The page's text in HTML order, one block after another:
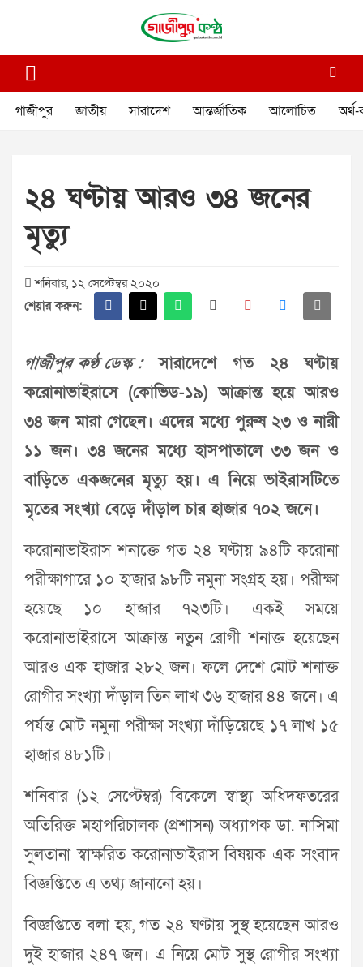
গাজীপুর কণ্ঠ
গাজীপুর জাতীয় সারাদেশ আন্তর্জাতিক আলোচিত অর্থ-
২৪ ঘণ্টায় আরও ৩৪ জনের
মৃত্যু
শনিবার, ১২ সেপ্টেম্বর ২০২০
শেয়ার করুন:
গাজীপুর কণ্ঠ ডেস্ক :সারাদেশে গত ২৪ ঘণ্টায়
করোনাভাইরাসে (কোভিড-১৯) আক্রান্ত হয়ে আরও
৩৪ জন মারা গেছেন। এদের মধ্যে পুরুষ ২৩ ও নারী
১১ জন। ৩৪ জনের ম‌ধ্যে হাসপাতালে ৩৩ জন ও
বা‌ড়ি‌তে একজ‌নের মৃত্যু হয়। এ নিয়ে ভাইরাসটিতে
মৃতের সংখ্যা বেড়ে দাঁড়াল চার হাজার ৭০২ জনে।
করোনাভাইরাস শনাক্তে গত ২৪ ঘণ্টায় ৯৪টি করোনা
পরীক্ষাগারে ১০ হাজার ৯৮টি নমুনা সংগ্রহ হয়। পরীক্ষা
হয়েছে ১০ হাজার ৭২৩টি। একই সময়ে
করোনাভাইরাসে আক্রান্ত নতুন রোগী শনাক্ত হয়েছেন
আরও এক হাজার ২৮২ জন। ফলে দেশে মোট শনাক্ত
রোগীর সংখ্যা দাঁড়াল তিন লাখ ৩৬ হাজার ৪৪ জনে। এ
পর্যন্ত মোট নমুনা পরীক্ষা সংখ্যা দাঁড়িয়েছে ১৭ লাখ ১৫
হাজার ৪৮১টি।
শ‌নিবার (১২ সেপ্টেম্বর) বিকেলে স্বাস্থ্য অধিদফতরের
অতিরিক্ত মহাপরিচালক (প্রশাসন) অধ্যাপক ডা. নাসিমা
সুলতানা স্বাক্ষরিত করোনাভাইরাস বিষয়ক এক সংবাদ
বিজ্ঞপ্তিতে এ তথ্য জানানো হয়।
বিজ্ঞপ্তিতে বলা হয়, গত ২৪ ঘণ্টায় সুস্থ হয়েছেন আরও
দুই হাজার ২৪৭ জন। এ নিয়ে মোট সুস্থ রোগীর সংখ্যা